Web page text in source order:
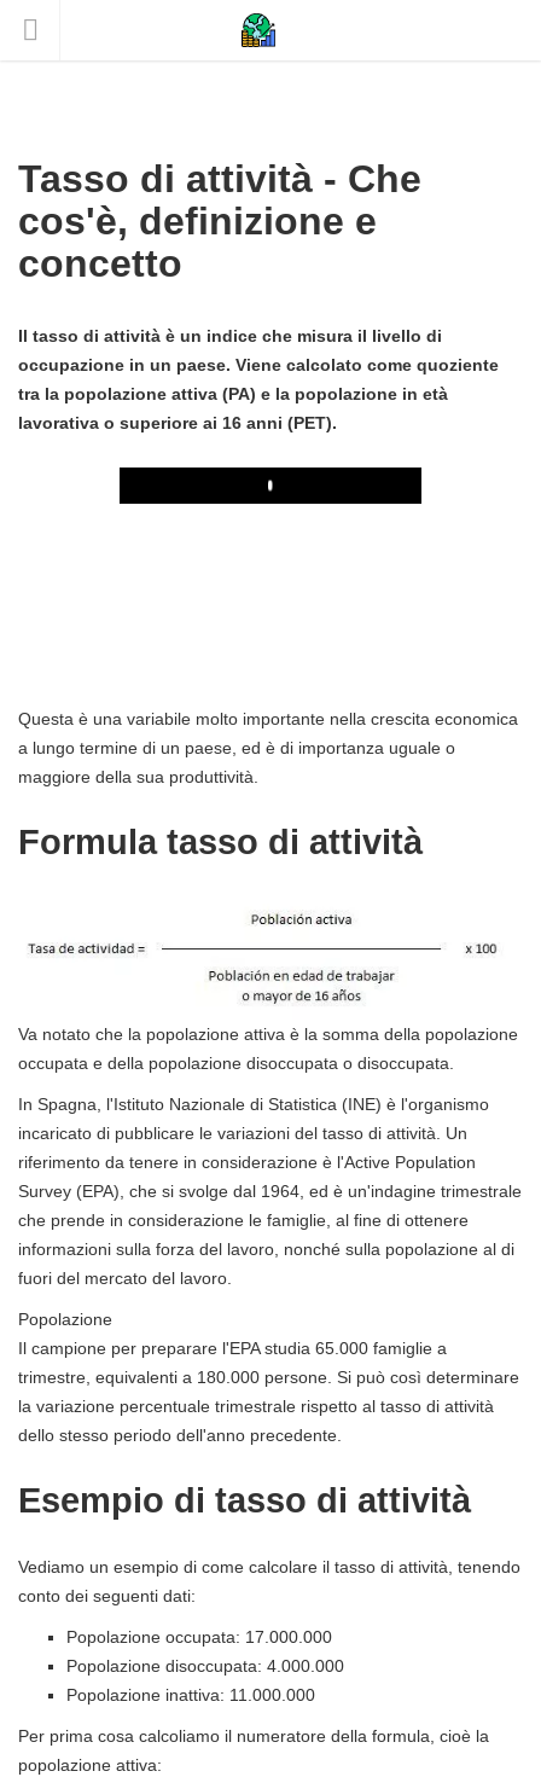
Tasso di attività - Che
cos'è, definizione e
concetto
Il tasso di attività è un indice che misura il livello di
occupazione in un paese. Viene calcolato come quoziente
tra la popolazione attiva (PA) e la popolazione in età
lavorativa o superiore ai 16 anni (PET).
Play
Questa è una variabile molto importante nella crescita economica
a lungo termine di un paese, ed è di importanza uguale o
maggiore della sua produttività.
Formula tasso di attività
Va notato che la popolazione attiva è la somma della popolazione
occupata e della popolazione disoccupata o disoccupata.
In Spagna, l'Istituto Nazionale di Statistica (INE) è l'organismo
incaricato di pubblicare le variazioni del tasso di attività. Un
riferimento da tenere in considerazione è l'Active Population
Survey (EPA), che si svolge dal 1964, ed è un'indagine trimestrale
che prende in considerazione le famiglie, al fine di ottenere
informazioni sulla forza del lavoro, nonché sulla popolazione al di
fuori del mercato del lavoro.
Popolazione
Il campione per preparare l'EPA studia 65.000 famiglie a
trimestre, equivalenti a 180.000 persone. Si può così determinare
la variazione percentuale trimestrale rispetto al tasso di attività
dello stesso periodo dell'anno precedente.
Esempio di tasso di attività
Vediamo un esempio di come calcolare il tasso di attività, tenendo
conto dei seguenti dati:
Popolazione occupata: 17.000.000
Popolazione disoccupata: 4.000.000
Popolazione inattiva: 11.000.000
Per prima cosa calcoliamo il numeratore della formula, cioè la
popolazione attiva: